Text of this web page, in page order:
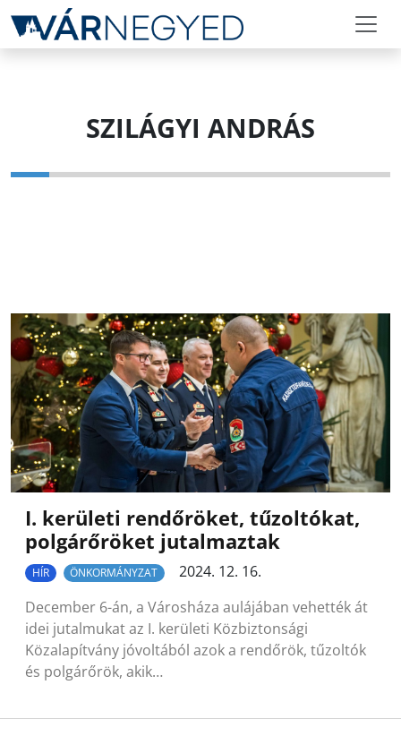
SZILÁGYI ANDRÁS
I. kerületi rendőröket, tűzoltókat,
polgárőröket jutalmaztak
HÍR ÖNKORMÁNYZAT
2024. 12. 16.
December 6-án, a Városháza aulájában vehették át
idei jutalmukat az I. kerületi Közbiztonsági
Közalapítvány jóvoltából azok a rendőrök, tűzoltók
és polgárőrök, akik…